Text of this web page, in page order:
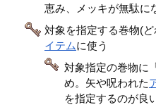
恵み、メッキが無駄に
対象を指定する巻物(
イテムに使う
対象指定の巻物に
め。矢や呪われた
を指定するのが良